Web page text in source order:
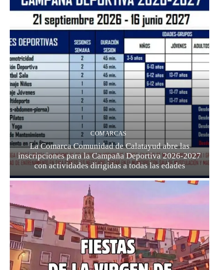
COMARCAS
La Comarca Comunidad de Calatayud abre las
inscripciones para la Campaña Deportiva 2026-2027
con actividades dirigidas a todas las edades